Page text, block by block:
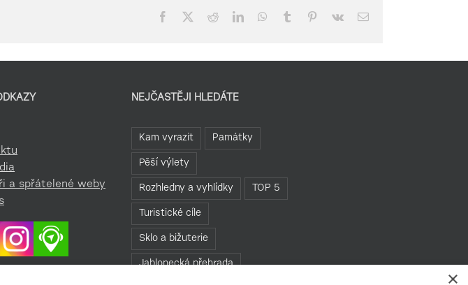
Facebook RedditLinkedInWhatsApp
Tumblr Pinterest
Vk
E-
a spřátelené weby
NEJČASTĚJI HLEDÁTE
Kam vyrazit Památky
Pěší výlety
Rozhledny a vyhlídky TOP 5
Turistické cíle
Sklo a bižuterie
Jablonecká přehrada
×